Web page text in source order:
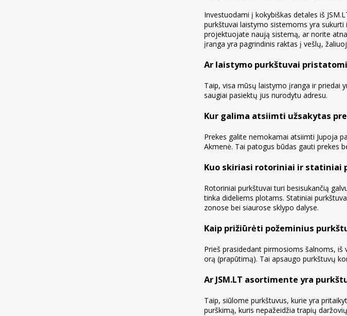
Investuodami į kokybiškas detales iš
purkštuvai laistymo sistemoms yra
projektuojate naują sistemą, ar norite
įranga yra pagrindinis raktas į vešlų,
Ar laistymo purkštuvai
Taip, visa mūsų laistymo įranga ir priedai
saugiai pasiektų jus nurodytu adresu.
Kur galima atsiimti užsakytas
Prekes galite nemokamai atsiimti Jupoja
Akmenė. Tai patogus būdas gauti prekes
Kuo skiriasi rotoriniai ir statiniai
Rotoriniai purkštuvai turi besisukančią
tinka dideliems plotams. Statiniai
zonose bei siaurose sklypo dalyse.
Kaip prižiūrėti požeminius
Prieš prasidedant pirmosioms šalnoms,
orą (prapūtimą). Tai apsaugo purkštuvų
Ar JSM.LT asortimente yra
Taip, siūlome purkštuvus, kurie yra
purškimą, kuris nepažeidžia trapių